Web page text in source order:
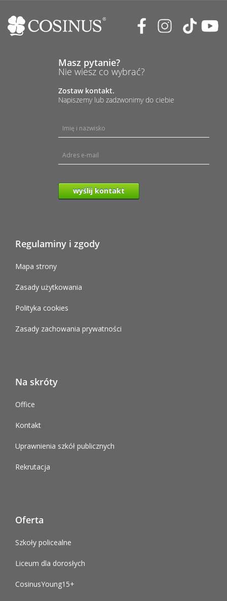
Masz pytanie?
Nie wiesz co wybrać?
Zostaw kontakt.
Napiszemy lub zadzwonimy do ciebie
wyślij kontakt
Regulaminy i zgody
Mapa strony
Zasady użytkowania
Polityka cookies
Zasady zachowania prywatności
Na skróty
Office
Kontakt
Uprawnienia szkół publicznych
Rekrutacja
Oferta
Szkoły policealne
Liceum dla dorosłych
CosinusYoung15+